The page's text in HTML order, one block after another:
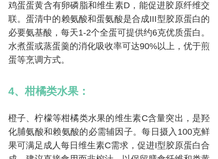
鸡蛋蛋黄含有卵磷脂和维生素D，能促进胶原纤维交
联。蛋清中的赖氨酸和蛋氨酸是合成III型胶原蛋白的
必要氨基酸，每天1-2个全蛋可提供约6克优质蛋白。
水煮蛋或蒸蛋羹的消化吸收率可达90%以上，优于煎
蛋等烹调方式。
4、柑橘类水果：
橙子、柠檬等柑橘类水果的维生素C含量突出，是羟
化脯氨酸和赖氨酸的必需辅因子。每日摄入100克鲜
果可满足成人每日维生素C需求，促进I型胶原蛋白合